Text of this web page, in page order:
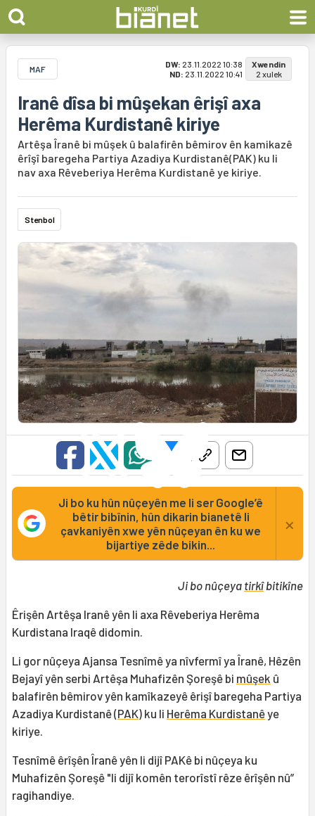
MAF DW: 23.11.2022 10:38
ND: 23.11.2022 10:41
Xwendin
2 xulek
Iranê dîsa bi mûşekan êrişî axa
Herêma Kurdistanê kiriye
Artêşa Îranê bi mûşek û balafirên bêmirov ên kamikazê
êrîşî baregeha Partiya Azadiya Kurdistanê(PAK) ku li
nav axa Rêveberiya Herêma Kurdistanê ye kiriye.
Stenbol
Ji bo ku hûn nûçeyên me li ser Google’ê
bêtir bibînin, hûn dikarin bianetê li
çavkaniyên xwe yên nûçeyan ên ku we
bijartiye zêde bikin...
×
Ji bo nûçeya tirkîbitikîne
Êrişên Artêşa Iranê yên li axa Rêveberiya Herêma
Kurdistana Iraqê didomin.
Li gor nûçeya Ajansa Tesnîmê ya nîvfermî ya Îranê, Hêzên
Bejayî yên serbi Artêşa Muhafizên Şoreşê bi mûşek û
balafirên bêmirov yên kamîkazeyê êrişî baregeha Partiya
Azadiya Kurdistanê (PAK) ku li Herêma Kurdistanêye
kiriye.
Tesnîmê êrîşên Îranê yên li dijî PAKê bi nûçeya ku
Muhafizên Şoreşê "li dijî komên terorîstî rêze êrîşên nû”
ragihandiye.